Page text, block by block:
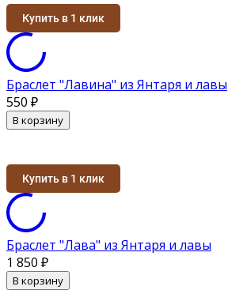
Купить в 1 клик
Браслет "Лавина" из Янтаря и лавы
550 ₽
В корзину
Купить в 1 клик
Браслет "Лава" из Янтаря и лавы
1 850 ₽
В корзину